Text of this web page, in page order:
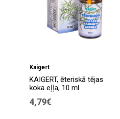
Kaigert
KAIGERT, ēteriskā tējas
koka eļļa, 10 ml
4,79€